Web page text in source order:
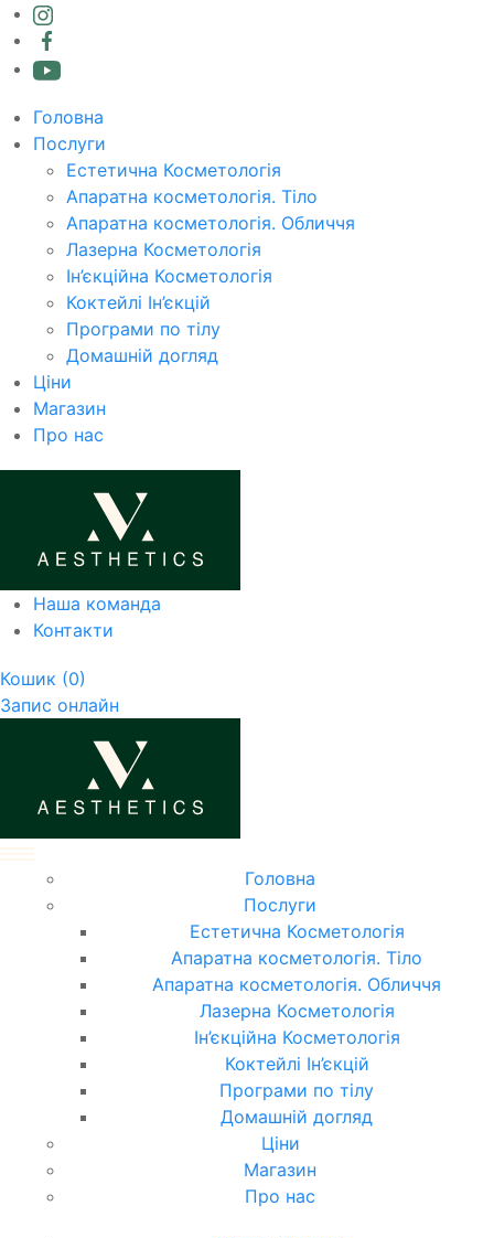
Головна
Послуги
Естетична Косметологія
Апаратна косметологія. Тіло
Апаратна косметологія. Обличчя
Лазерна Косметологія
Ін’єкційна Косметологія
Коктейлі Ін’єкцій
Програми по тілу
Домашній догляд
Ціни
Магазин
Про нас
Наша команда
Контакти
Кошик (0)
Запис онлайн
Головна
Послуги
Естетична Косметологія
Апаратна косметологія. Тіло
Апаратна косметологія. Обличчя
Лазерна Косметологія
Ін’єкційна Косметологія
Коктейлі Ін’єкцій
Програми по тілу
Домашній догляд
Ціни
Магазин
Про нас